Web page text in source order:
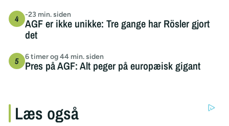
-23 min. siden
AGF er ikke unikke: Tre gange har Rösler gjort
det
6 timer og 44 min. siden
Pres på AGF: Alt peger på europæisk gigant